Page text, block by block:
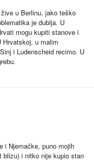
u Berlinu, jako teško
je dublja. U
mogu kupiti stanove i
u malim
i Ludenscheid recimo. U
i Njemačke, puno mojih
i nitko nije kupio stan